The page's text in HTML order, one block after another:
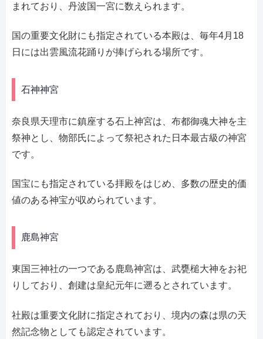
まれており、丹波国一宮に数えられます。
国の重要文化財にも指定されている本殿は、毎年4月18
日には出雲風流花踊りが捧げられる場所です。
石神神宮
奈良県天理市に鎮座する石上神宮は、布都御魂大神を主
祭神とし、物部氏によって祭祀された日本最古級の神宮
です。
国宝にも指定されている拝殿をはじめ、多数の歴史的価
値のある神宝が収められています。
鹿島神宮
東国三神社の一つである鹿島神宮は、武甕槌大神をお祀
りしており、創建は皇紀元年に遡るとされています。
社殿は重要文化財に指定されており、境内の森は県の天
然記念物としても認定されています。